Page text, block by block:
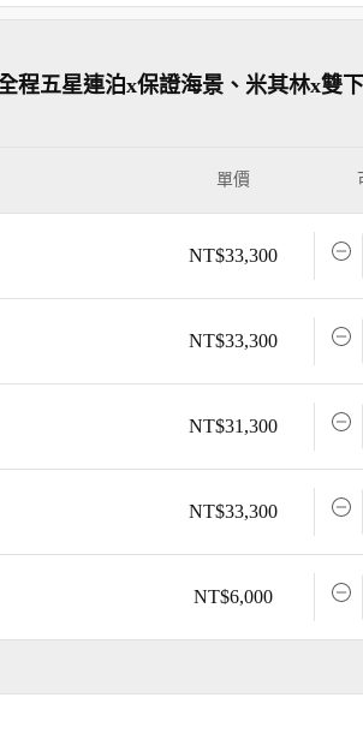
程五星連泊x保證海景、米其林x雙
單價
NT$33,300
NT$33,300
NT$31,300
NT$33,300
NT$6,000